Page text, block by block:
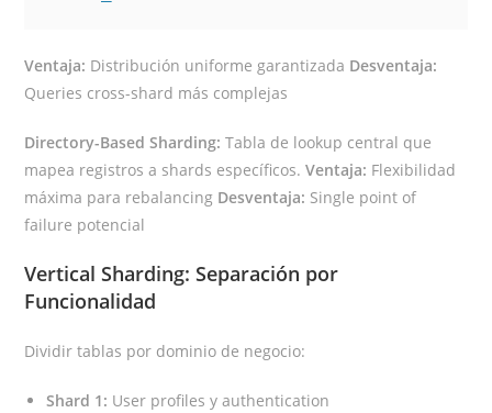
Ventaja: Distribución uniforme garantizada Desventaja:
Queries cross-shard más complejas
Directory-Based Sharding: Tabla de lookup central que
mapea registros a shards específicos.Ventaja: Flexibilidad
máxima para rebalancing Desventaja: Single point of
failure potencial
Vertical Sharding: Separación por
Funcionalidad
Dividir tablas por dominio de negocio:
Shard 1: User profiles y authentication